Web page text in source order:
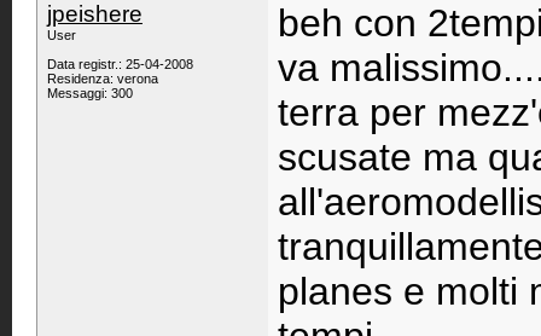
jpeishere
User
Data registr.: 25-04-2008
Residenza: verona
Messaggi: 300
beh con
va
terra per
scusate ma
planes e molti